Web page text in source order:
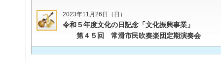
2023年11月26日（日）
令和５年度文化の日記念「文化振興事業」
第４５回 常滑市民吹奏楽団定期演奏会